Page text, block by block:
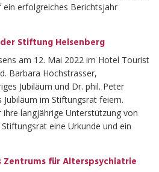
erfolgreiches Berichtsjahr
Stiftung Helsenberg
am 12. Mai 2022 im Hotel Tourist
Barbara Hochstrasser,
Jubiläum und Dr. phil. Peter
im Stiftungsrat feiern.
langjährige Unterstützung von
eine Urkunde und ein
für Alterspsychiatrie